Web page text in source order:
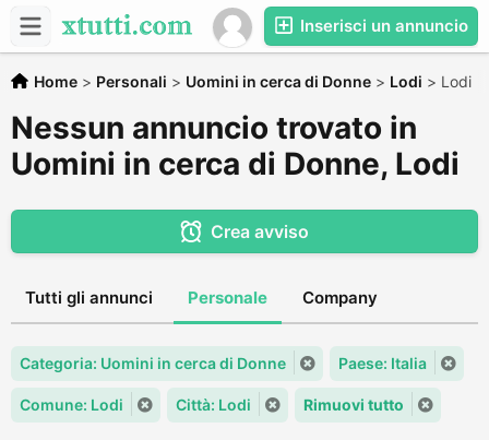
Inserisci un annuncio
Home > Personali > Uomini in cerca di Donne > Lodi > Lodi
Nessun annuncio trovato in
Uomini in cerca di Donne, Lodi
Crea avviso
Tutti gli annunci Personale Company
Categoria: Uomini in cerca di Donne Paese: Italia
Comune: Lodi Città: Lodi Rimuovi tutto